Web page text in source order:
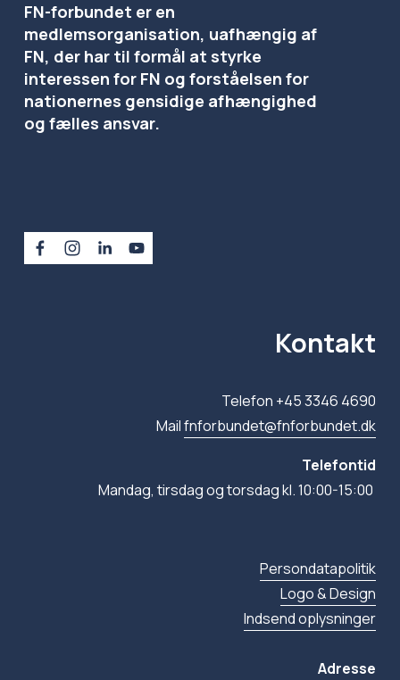
FN-forbundet er en
medlemsorganisation, uafhængig af
FN, der har til formål at styrke
interessen for FN og forståelsen for
nationernes gensidige afhængighed
og fælles ansvar.
Kontakt
Telefon +45 3346 4690
Mail fnforbundet@fnforbundet.dk
Telefontid
Mandag, tirsdag og torsdag kl. 10:00-15:00
Persondatapolitik
Logo & Design
Indsend oplysninger
Adresse